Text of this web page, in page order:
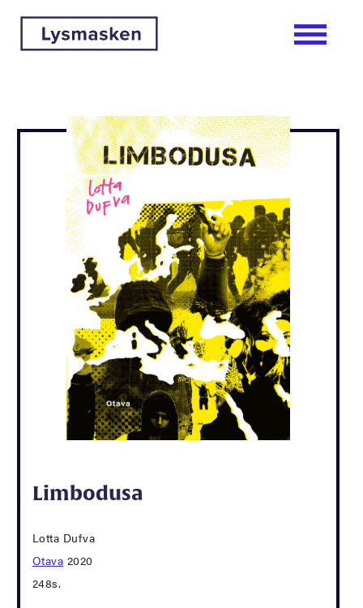
Limbodusa
Lotta Dufva
Otava 2020
248s.